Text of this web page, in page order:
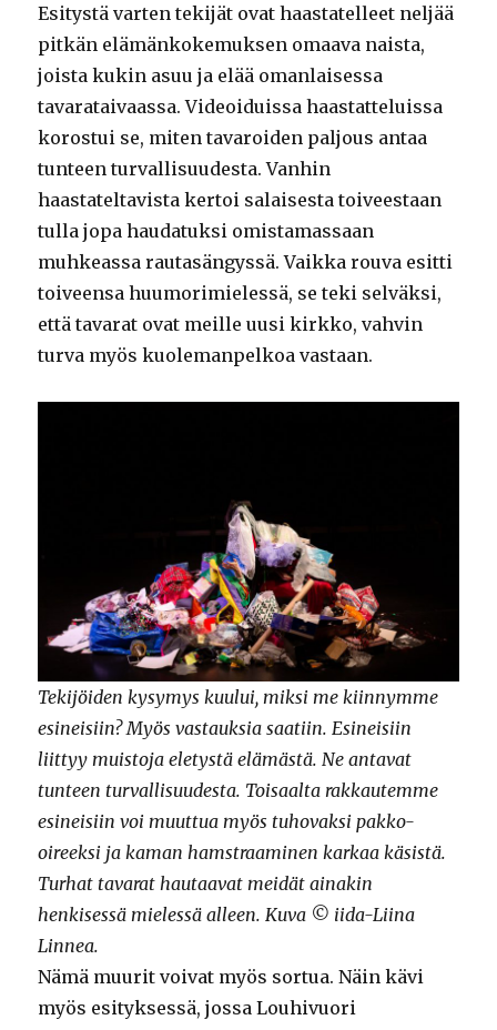
Esitystä varten tekijät ovat haastatelleet neljää
pitkän elämänkokemuksen omaava naista,
joista kukin asuu ja elää omanlaisessa
tavarataivaassa. Videoiduissa haastatteluissa
korostui se, miten tavaroiden paljous antaa
tunteen turvallisuudesta. Vanhin
haastateltavista kertoi salaisesta toiveestaan
tulla jopa haudatuksi omistamassaan
muhkeassa rautasängyssä. Vaikka rouva esitti
toiveensa huumorimielessä, se teki selväksi,
että tavarat ovat meille uusi kirkko, vahvin
turva myös kuolemanpelkoa vastaan.
Tekijöiden kysymys kuului, miksi me kiinnymme
esineisiin? Myös vastauksia saatiin. Esineisiin
liittyy muistoja eletystä elämästä. Ne antavat
tunteen turvallisuudesta. Toisaalta rakkautemme
esineisiin voi muuttua myös tuhovaksi pakko-
oireeksi ja kaman hamstraaminen karkaa käsistä.
Turhat tavarat hautaavat meidät ainakin
henkisessä mielessä alleen. Kuva © iida-Liina
Linnea.
Nämä muurit voivat myös sortua. Näin kävi
myös esityksessä, jossa Louhivuori